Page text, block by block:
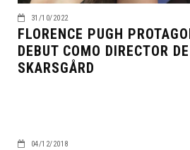
31/10/2022
FLORENCE PUGH
DEBUT COMO DIRECTOR
SKARSGÅRD
04/12/2018